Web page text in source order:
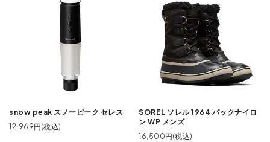
snow peak スノーピーク セレス
12,969円(税込)
SOREL ソレル 1964 パックナイロ
ン WP メンズ
16,500円(税込)